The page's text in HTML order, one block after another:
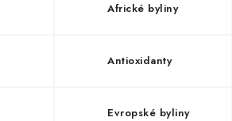
Africké byliny
Antioxidanty
Evropské byliny